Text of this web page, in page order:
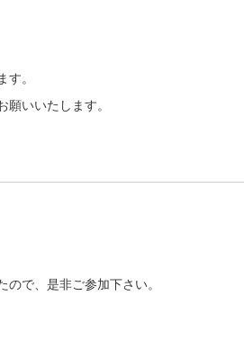
。
いいたします。
で、是非ご参加下さい。